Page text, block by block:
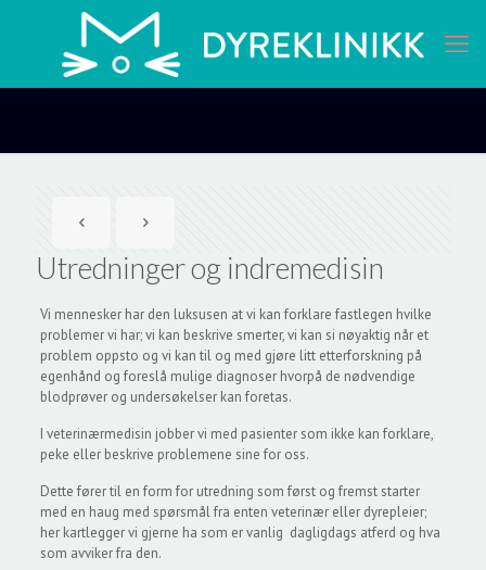
Utredninger og indremedisin
Vi mennesker har den luksusen at vi kan forklare fastlegen hvilke
problemer vi har; vi kan beskrive smerter, vi kan si nøyaktig når et
problem oppsto og vi kan til og med gjøre litt etterforskning på
egenhånd og foreslå mulige diagnoser hvorpå de nødvendige
blodprøver og undersøkelser kan foretas.
I veterinærmedisin jobber vi med pasienter som ikke kan forklare,
peke eller beskrive problemene sine for oss.
Dette fører til en form for utredning som først og fremst starter
med en haug med spørsmål fra enten veterinær eller dyrepleier;
her kartlegger vi gjerne ha som er vanlig dagligdags atferd og hva
som avviker fra den.